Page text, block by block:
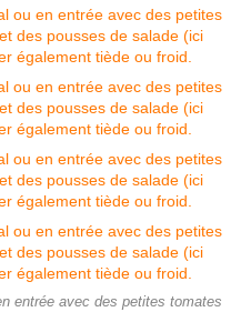
entrée avec des petites tomates